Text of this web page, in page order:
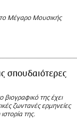
Μέγαρο Μουσικής
σπουδαιότερες
βιογραφικό της έχει
ζωντανές ερμηνείες
της.